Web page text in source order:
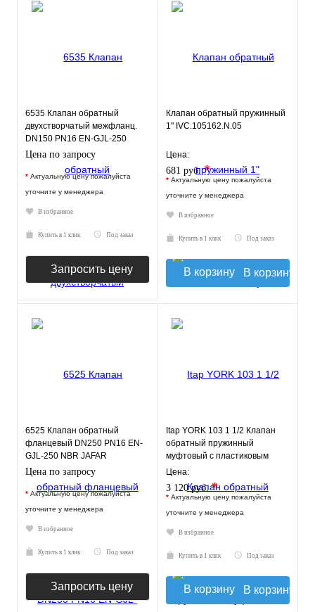
6535 Клапан обратный
двухстворчатый межфланц.
DN150 PN16 EN-GJL-250
нерж.сталь EPDM JAFAR
Цена по запросу
* Актуальную цену пожалуйста
уточните у менеджера
В избранное
Купить в 1 клик Под заказ
Запросить цену
Клапан обратный пружинный
1" IVC.105162.N.05
Цена:
681 руб.*
* Актуальную цену пожалуйста
уточните у менеджера
В избранное
Купить в 1 клик Под заказ
В корзину
6525 Клапан обратный
фланцевый DN250 PN16 EN-
GJL-250 NBR JAFAR
Цена по запросу
* Актуальную цену пожалуйста
уточните у менеджера
В избранное
Купить в 1 клик Под заказ
Запросить цену
Itap YORK 103 1 1/2 Клапан
обратный пружинный
муфтовый с пластиковым
седлом
Цена:
3 120 руб.*
* Актуальную цену пожалуйста
уточните у менеджера
В избранное
Купить в 1 клик Под заказ
В корзину